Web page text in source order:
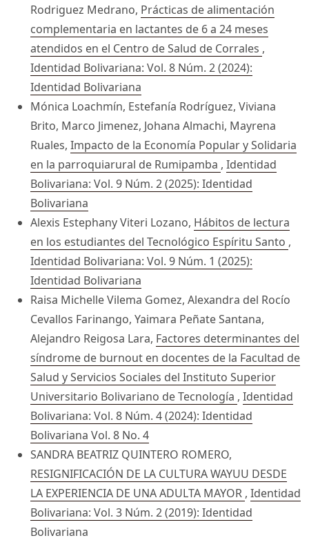
Rodriguez Medrano, Prácticas de alimentación
complementaria en lactantes de 6 a 24 meses
atendidos en el Centro de Salud de Corrales ,
Identidad Bolivariana: Vol. 8 Núm. 2 (2024):
Identidad Bolivariana
Mónica Loachmín, Estefanía Rodríguez, Viviana
Brito, Marco Jimenez, Johana Almachi, Mayrena
Ruales, Impacto de la Economía Popular y Solidaria
en la parroquiarural de Rumipamba , Identidad
Bolivariana: Vol. 9 Núm. 2 (2025): Identidad
Bolivariana
Alexis Estephany Viteri Lozano, Hábitos de lectura
en los estudiantes del Tecnológico Espíritu Santo ,
Identidad Bolivariana: Vol. 9 Núm. 1 (2025):
Identidad Bolivariana
Raisa Michelle Vilema Gomez, Alexandra del Rocío
Cevallos Farinango, Yaimara Peñate Santana,
Alejandro Reigosa Lara, Factores determinantes del
síndrome de burnout en docentes de la Facultad de
Salud y Servicios Sociales del Instituto Superior
Universitario Bolivariano de Tecnología , Identidad
Bolivariana: Vol. 8 Núm. 4 (2024): Identidad
Bolivariana Vol. 8 No. 4
SANDRA BEATRIZ QUINTERO ROMERO,
RESIGNIFICACIÓN DE LA CULTURA WAYUU DESDE
LA EXPERIENCIA DE UNA ADULTA MAYOR , Identidad
Bolivariana: Vol. 3 Núm. 2 (2019): Identidad
Bolivariana